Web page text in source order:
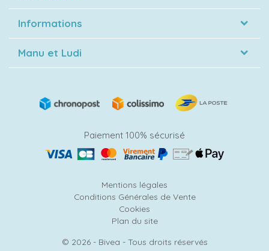
Informations
Manu et Ludi
Paiement 100% sécurisé
Mentions légales
Conditions Générales de Vente
Cookies
Plan du site
© 2026 - Bivea - Tous droits réservés